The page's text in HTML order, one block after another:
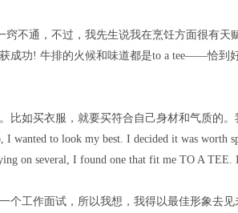
不通，不过，我先生说我在烹饪方面很有天
成功! 牛排的火候和味道都是to a tee——恰到
比如买衣服，就要买符合自己身材和气质的。
wanted to look my best. I decided it was worth
on several, I found one that fit me TO A TEE.
个工作面试，所以我想，我得以最佳形象去